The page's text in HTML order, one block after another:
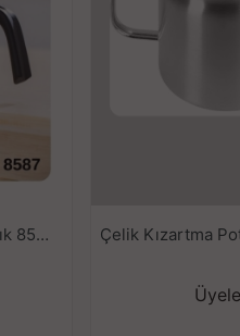
Acar Alvez Orta Çelik Çaydanlık 8587 Çelik Kızartma